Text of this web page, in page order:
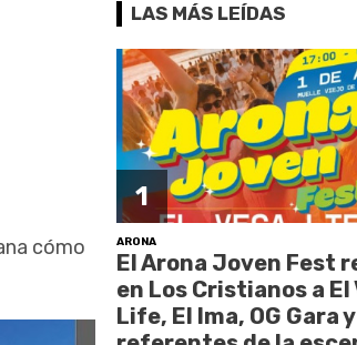
cómo
LAS MÁS LEÍDAS
1
ARONA
El Arona Joven Fest
en Los Cristianos a El
Life, El Ima, OG Gara y